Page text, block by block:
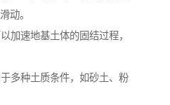
动。
加速地基土体的固结过程，
多种土质条件，如砂土、粉